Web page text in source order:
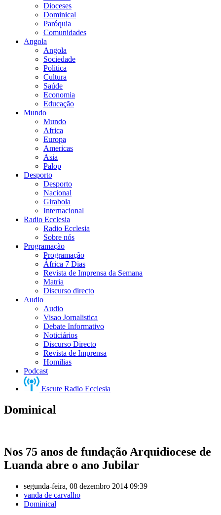
Dioceses
Dominical
Paróquia
Comunidades
Angola
Angola
Sociedade
Politica
Cultura
Saúde
Economia
Educação
Mundo
Mundo
Africa
Europa
Americas
Asia
Palop
Desporto
Desporto
Nacional
Girabola
Internacional
Radio Ecclesia
Radio Ecclesia
Sobre nós
Programação
Programação
África 7 Dias
Revista de Imprensa da Semana
Matria
Discurso directo
Audio
Audio
Visao Jornalistica
Debate Informativo
Noticiários
Discurso Directo
Revista de Imprensa
Homilias
Podcast
Escute Radio Ecclesia
Dominical
Nos 75 anos de fundação Arquidiocese de
Luanda abre o ano Jubilar
segunda-feira, 08 dezembro 2014 09:39
vanda de carvalho
Dominical